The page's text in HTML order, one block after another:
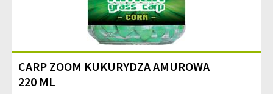
CARP ZOOM KUKURYDZA AMUROWA
220 ML